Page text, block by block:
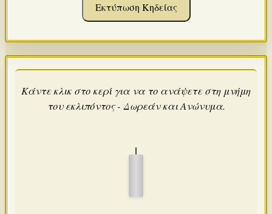
Εκτύπωση Κηδείας
Κάντε κλικ στο κερί για να το ανάψετε στη μνήμη
του εκλιπόντος - Δωρεάν και Ανώνυμα.